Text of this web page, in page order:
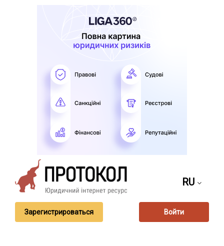
RU
Зарегистрироваться Войти